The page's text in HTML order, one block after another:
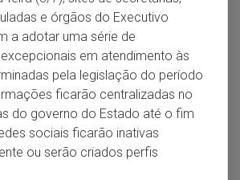
e órgãos do Executivo
a adotar uma série de
em atendimento às
pela legislação do período
ficarão centralizadas no
do governo do Estado até o fim
sociais ficarão inativas
ou serão criados perfis
do Brasil (MTUR), turismo pode ser
de atividades realizadas durante
por um período inferior a um ano,
e outros motivos não
exercício de uma atividade
visitado. Em 2021, segundo o Anuário
o número de turistas internacionais no
1,2 bilhão, o que
substancial em relação a 2020,